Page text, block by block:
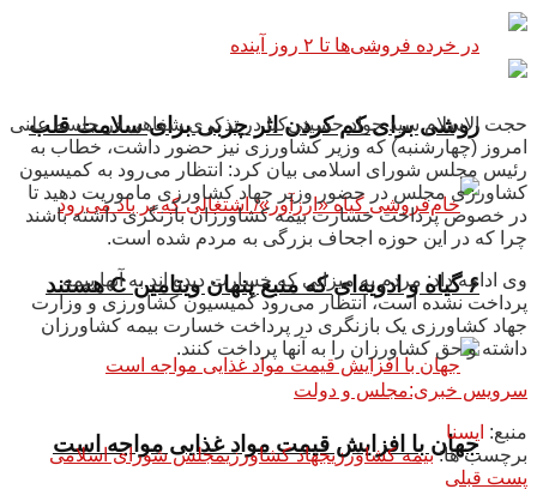
روشی برای کم کردن اثر چربی برای سلامت قلب
۶ گیاه و ادویه‌ای که منبع پنهان ویتامین C هستند
جهان با افزایش قیمت مواد غذایی مواجه است
حجت الاسلام سید جواد حسینی‌کیا در تذکری شفاهی در جلسه علنی
امروز (چهارشنبه) که وزیر کشاورزی نیز حضور داشت، خطاب به
رئیس مجلس شورای اسلامی بیان کرد: انتظار می‌رود به کمیسیون
کشاورزی مجلس در حضور وزیر جهاد کشاورزی ماموریت دهید تا
در خصوص پرداخت خسارت بیمه کشاورزان بازنگری داشته باشند
چرا که در این حوزه اجحاف بزرگی به مردم شده است.
وی ادامه داد: مردم به میزانی که خسارت دیده اند به آنها بیمه
پرداخت نشده است، انتظار می‌رود کمیسیون کشاورزی و وزارت
جهاد کشاورزی یک بازنگری در پرداخت خسارت بیمه کشاورزان
داشته و حق کشاورزان را به آنها پرداخت کنند.
سرویس خبری:مجلس و دولت
منبع: ایسنا
برچسب ها: بیمه کشاورزیجهاد کشاورزیمجلس شورای اسلامی
پست قبلی